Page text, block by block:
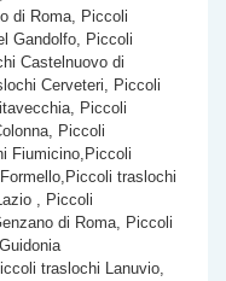
di Roma, Piccoli
Gandolfo, Piccoli
Castelnuovo di
Cerveteri, Piccoli
Piccoli
Piccoli
Fiumicino,Piccoli
traslochi
, Piccoli
di Roma, Piccoli
traslochi Lanuvio,